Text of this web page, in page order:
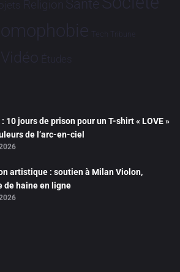
Religion Santé
Tech Tribune
Vidéo Études
10 jours de prison pour un T-shirt « LOVE »
de l’arc-en-ciel
artistique : soutien à Milan Violon,
de haine en ligne